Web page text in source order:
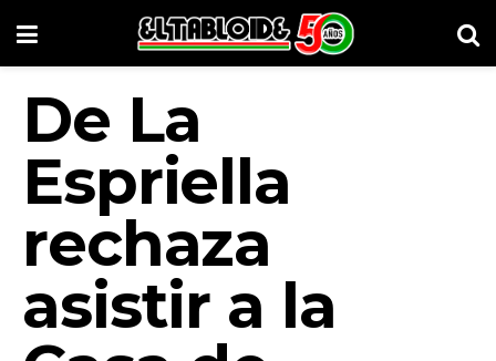
De La
Espriella
rechaza
asistir a la